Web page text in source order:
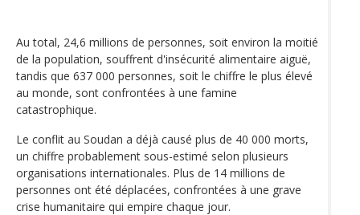
Au total, 24,6 millions de personnes, soit environ la moitié
de la population, souffrent d'insécurité alimentaire aiguë,
tandis que 637 000 personnes, soit le chiffre le plus élevé
au monde, sont confrontées à une famine
catastrophique.
Le conflit au Soudan a déjà causé plus de 40 000 morts,
un chiffre probablement sous-estimé selon plusieurs
organisations internationales. Plus de 14 millions de
personnes ont été déplacées, confrontées à une grave
crise humanitaire qui empire chaque jour.